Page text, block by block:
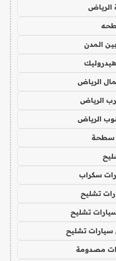
المدن
الرياض
الرياض
الرياض
سطحة
سكراب
تشليح
تشليح
سيارات تشليح
مصدومة